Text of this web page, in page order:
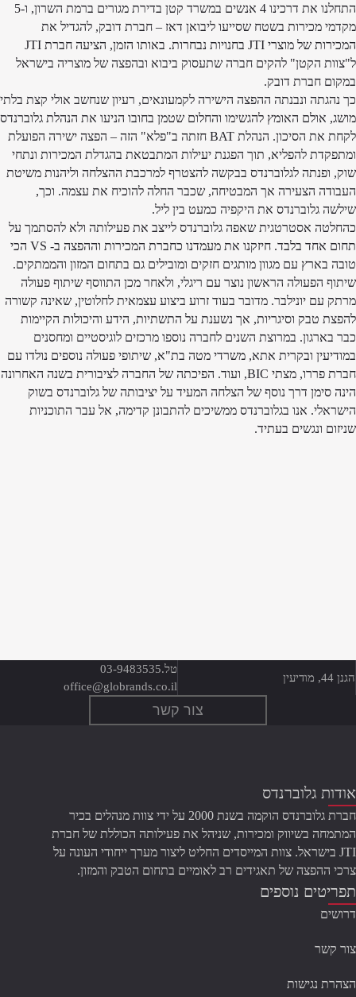
התחלנו את דרכינו 4 אנשים במשרד קטן בדירת מגורים ברמת השרון, ו-5
מקדמי מכירות בשטח שסייעו ליבואן דאז – חברת דובק, להגדיל את
המכירות של מוצרי JTI בחנויות נבחרות. באותו הזמן, הציעה חברת JTI
ל"צוות הקטן" להקים חברה שתעסוק ביבוא ובהפצה של מוצריה בישראל
במקום חברת דובק.
כך נהגתה ונבנתה ההפצה הישירה לקמעונאים, רעיון שנחשב אולי קצת בלתי
מושג, אולם האומץ להגשימו והחלום שטמן בחובו הניעו את הנהלת גלוברנדס
לקחת את הסיכון. הנהלת BAT חזתה ב"פלא" הזה – הפצה ישירה הפועלת
ומתפקדת להפליא, תוך הפגנת יעילות המתבטאת בהגדלת המכירות ונתחי
שוק, ופנתה לגלוברנדס בבקשה להצטרף למרכבת ההצלחה וליהנות משיטת
העבודה הצעירה אך המבטיחה, שכבר החלה להוכיח את עצמה. וכך,
שילשה גלוברנדס את היקפיה כמעט בין ליל.
כהחלטה אסטרטגית שאפה גלוברנדס לייצב את פעילותה ולא להסתמך על
תחום אחד בלבד. חיזקנו את מעמדנו כחברת המכירות וההפצה ב- VS הכי
טובה בארץ עם מגוון מותגים חזקים ומובילים גם בתחום המזון והממתקים.
שיתוף הפעולה הראשון נוצר עם ריגלי, ולאחר מכן התווסף שיתוף פעולה
מרתק עם יונילבר. מדובר בעוד זרוע ביצוע עצמאית לחלוטין, שאינה קשורה
להפצת טבק וסיגריות, אך נשענת על התשתיות, הידע והיכולות הקיימות
כבר בארגון. במרוצת השנים לחברה נוספו מרכזים לוגיסטיים ומחסנים
במודיעין ובקרית אתא, משרדי מטה בת"א, שיתופי פעולה נוספים נולדו עם
חברת פררו, מצתי BIC, ועוד. הפיכתה של החברה לציבורית בשנה האחרונה
הינה סימן דרך נוסף של הצלחה המעיד על יציבותה של גלוברנדס בשוק
הישראלי. אנו בגלוברנדס ממשיכים להתבונן קדימה, אל עבר התוכניות
שניזום ונגשים בעתיד.
הגנן 44, מודיעין
טל.03-9483535
office@globrands.co.il
צור קשר
אודות גלוברנדס
חברת גלוברנדס הוקמה בשנת 2000 על ידי צוות מנהלים בכיר
המתמחה בשיווק ומכירות, שניהל את פעילותה הכוללת של חברת
JTI בישראל. צוות המייסדים החליט ליצור מערך ייחודי העונה על
צרכי ההפצה של תאגידים רב לאומיים בתחום הטבק והמזון.
תפריטים נוספים
דרושים
צור קשר
הצהרת נגישות